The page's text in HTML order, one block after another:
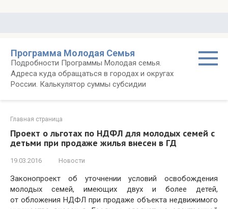
Программа Молодая Семья
Подробности Программы Молодая семья.
Адреса куда обращаться в городах и округах
России. Калькулятор суммы субсидии
Главная страница
Проект о льготах по НДФЛ для молодых семей с
детьми при продаже жилья внесен в ГД
19.03.2016 Новости
Законопроект об уточнении условий освобождения
молодых семей, имеющих двух и более детей,
от обложения НДФЛ при продаже объекта недвижимого